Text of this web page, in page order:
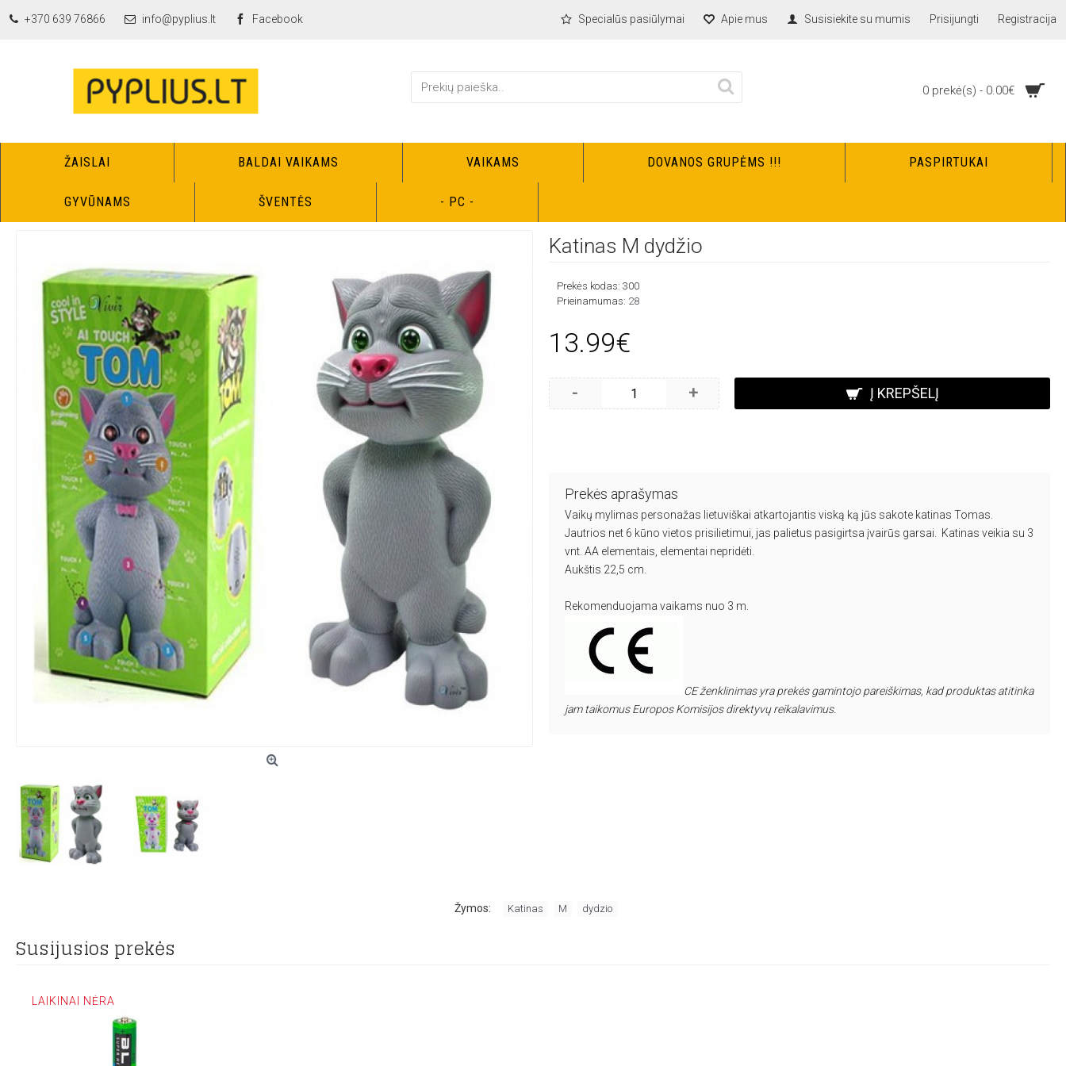
+370 639 76866 info@pyplius.lt Facebook Specialūs pasiūlymai Apie mus Susisiekite su mumis Prisijungti Registracija
0 prekė(s) - 0.00€
ŽAISLAI BALDAI VAIKAMS VAIKAMS DOVANOS GRUPĖMS !!! PASPIRTUKAI
GYVŪNAMS ŠVENTĖS - PC -
Žaislai
Katinas M dydžio
Prekės kodas: 300
Prieinamumas: 28
13.99€
- + Į KREPŠELĮ
Prekės aprašymas
Vaikų mylimas personažas lietuviškai atkartojantis viską ką jūs sakote katinas Tomas.
Jautrios net 6 kūno vietos prisilietimui, jas palietus pasigirtsa įvairūs garsai. Katinas veikia su 3
vnt. AA elementais, elementai nepridėti.
Aukštis 22,5 cm.
Rekomenduojama vaikams nuo 3 m.
CE ženklinimas yra prekės gamintojo pareiškimas, kad produktas atitinka
jam taikomus Europos Komisijos direktyvų reikalavimus.
Žymos: Katinas M dydzio
Susijusios prekės
LAIKINAI NĖRA